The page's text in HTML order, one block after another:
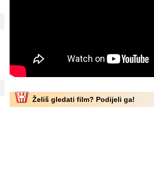
Želiš gledati film? Podijeli ga!